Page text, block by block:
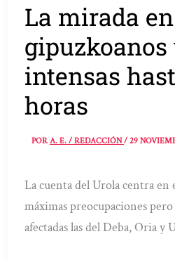
La mirada
intensas
horas
PORA. E. / REDACCIÓN/29
La cuenta del Urola centra en
máximas preocupaciones
afectadas las del Deba, Oria y